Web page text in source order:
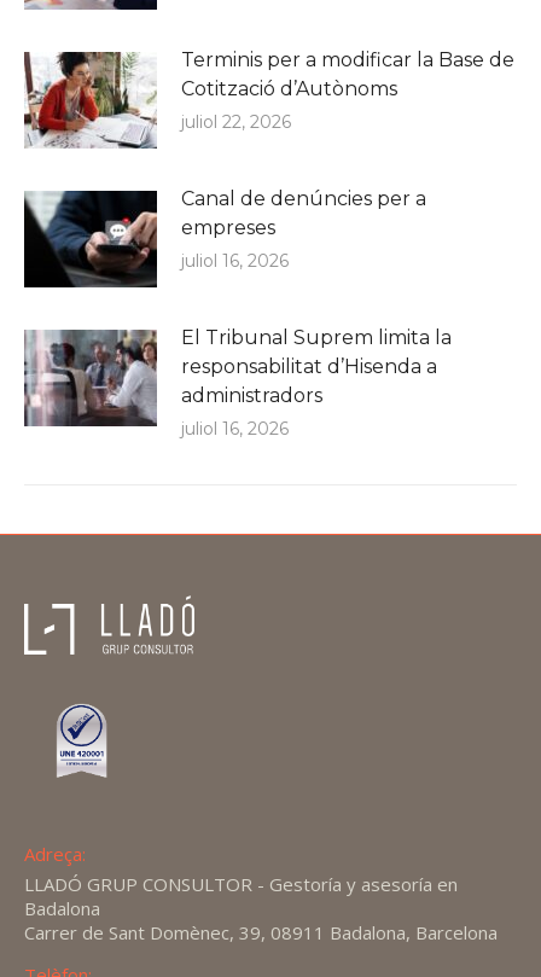
Terminis per a modificar la Base de
Cotització d’Autònoms
juliol 22, 2026
Canal de denúncies per a
empreses
juliol 16, 2026
El Tribunal Suprem limita la
responsabilitat d’Hisenda a
administradors
juliol 16, 2026
Adreça:
LLADÓ GRUP CONSULTOR - Gestoría y asesoría en
Badalona
Carrer de Sant Domènec, 39, 08911 Badalona, Barcelona